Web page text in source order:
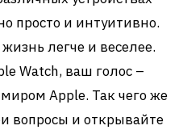
просто и интуитивно.
легче и веселее.
Watch, ваш голос –
Apple. Так чего же
вопросы и открывайте